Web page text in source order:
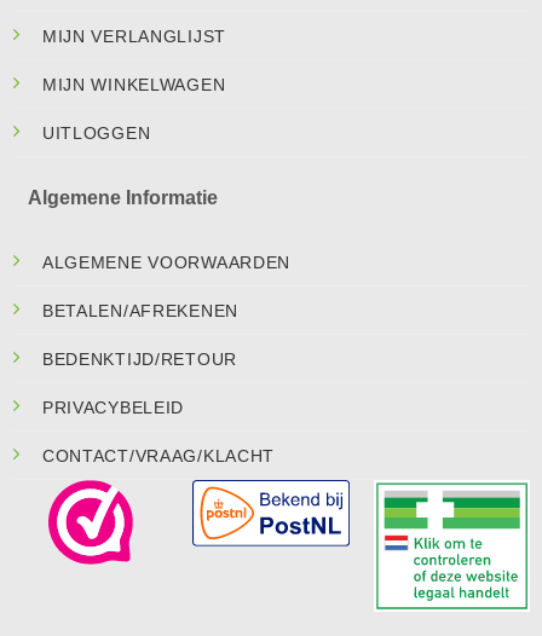
MIJN VERLANGLIJST
MIJN WINKELWAGEN
UITLOGGEN
Algemene Informatie
ALGEMENE VOORWAARDEN
BETALEN/AFREKENEN
BEDENKTIJD/RETOUR
PRIVACYBELEID
CONTACT/VRAAG/KLACHT